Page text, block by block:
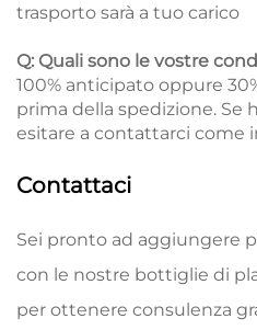
trasporto sarà a tuo carico
Q: Quali sono le vostre
100% anticipato oppure
prima della spedizione. Se
esitare a contattarci come
Contattaci
Sei pronto ad aggiungere
con le nostre bottiglie di
per ottenere consulenza